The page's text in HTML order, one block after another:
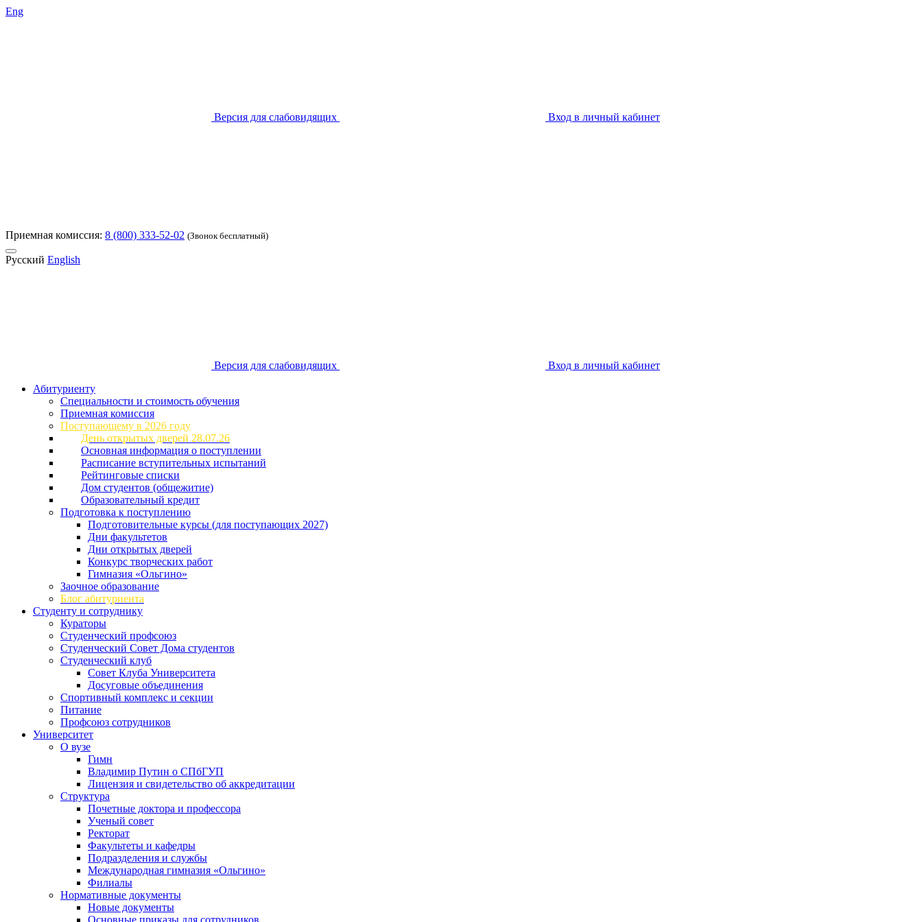
Eng
Версия для слабовидящих Вход в личный кабинет
Приемная комиссия: 8 (800) 333-52-02 (Звонок бесплатный)
Русский English
Версия для слабовидящих
Вход в личный кабинет
Абитуриенту
Специальности и стоимость обучения
Приемная комиссия
Поступающему в 2026 году
День открытых дверей 28.07.26
Основная информация о поступлении
Расписание вступительных испытаний
Рейтинговые списки
Дом студентов (общежитие)
Образовательный кредит
Подготовка к поступлению
Подготовительные курсы (для поступающих 2027)
Дни факультетов
Дни открытых дверей
Конкурс творческих работ
Гимназия «Ольгино»
Заочное образование
Блог абитуриента
Студенту и сотруднику
Кураторы
Студенческий профсоюз
Студенческий Совет Дома студентов
Студенческий клуб
Совет Клуба Университета
Досуговые объединения
Спортивный комплекс и секции
Питание
Профсоюз сотрудников
Университет
О вузе
Гимн
Владимир Путин о СПбГУП
Лицензия и свидетельство об аккредитации
Структура
Почетные доктора и профессора
Ученый совет
Ректорат
Факультеты и кафедры
Подразделения и службы
Международная гимназия «Ольгино»
Филиалы
Нормативные документы
Новые документы
Основные приказы для сотрудников